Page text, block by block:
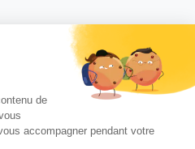
de
accompagner pendant votre